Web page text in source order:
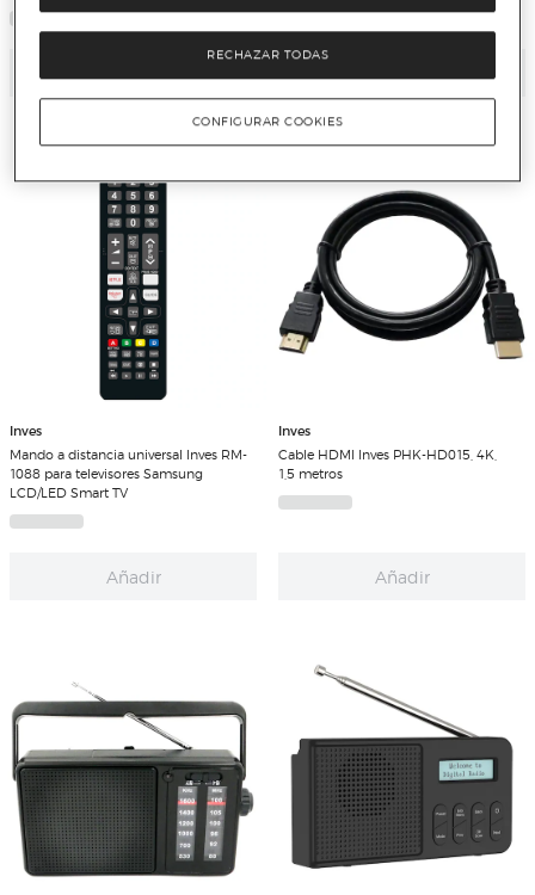
Añadir Añadir
Inves
Mando a distancia universal Inves RM-
1088 para televisores Samsung
LCD/LED Smart TV
Añadir
Inves
Cable HDMI Inves PHK-HD015, 4K,
1,5 metros
Añadir
RECHAZAR TODAS
CONFIGURAR COOKIES